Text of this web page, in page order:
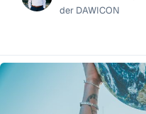
der DAWICON